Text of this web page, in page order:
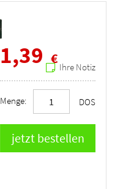
1,39 €
Ihre Notiz
Menge: DOS